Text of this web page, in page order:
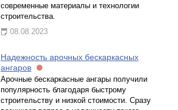
современные материалы и технологии
строительства.
08.08.2023
Надежность арочных бескаркасных
ангаров
Арочные бескаркасные ангары получили
популярность благодаря быстрому
строительству и низкой стоимости. Сразу